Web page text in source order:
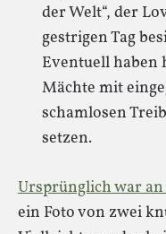
der Welt“, der
gestrigen Tag
Eventuell haben
Mächte mit
schamlosen
setzen.
Ursprünglich war
ein Foto von zwei